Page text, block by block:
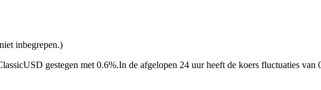
inbegrepen.)
gestegen met 0.6%.In de afgelopen 24 uur heeft de koers fluctuaties